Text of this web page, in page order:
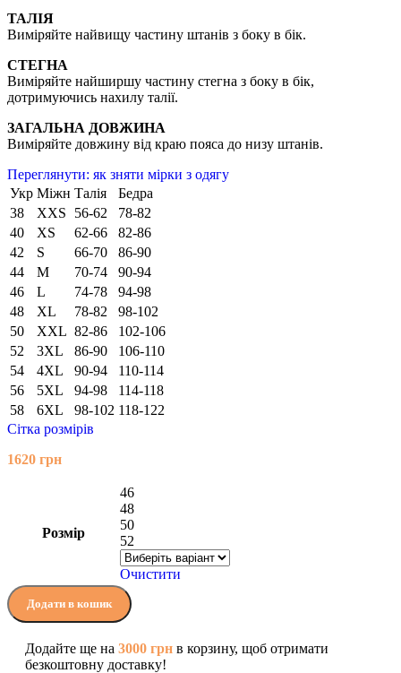
ТАЛІЯ
Виміряйте найвищу частину штанів з боку в бік.
СТЕГНА
Виміряйте найширшу частину стегна з боку в бік,
дотримуючись нахилу талії.
ЗАГАЛЬНА ДОВЖИНА
Виміряйте довжину від краю пояса до низу штанів.
Переглянути: як зняти мірки з одягу
Укр Міжн Талія
Бедра
38
XXS 56-62
78-82
40
XS 62-66
82-86
42
S 66-70
86-90
44
M 70-74
90-94
46
L 74-78
94-98
48
XL 78-82
98-102
50
XXL 82-86
102-106
52
3XL 86-90
106-110
54
4XL 90-94
110-114
56
5XL 94-98
114-118
58
6XL 98-102 118-122
Сітка розмірів
1620 грн
Розмір
46
48
50
52
Очистити
Додати в кошик
Додайте ще на 3000 грн в корзину, щоб отримати
безкоштовну доставку!